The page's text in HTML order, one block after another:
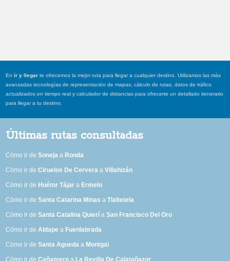
Enir y llegar te ofrecemos la mejor ruta para llegar a cualquier destino. Utilizamos las más
avanzadas tecnologías de representación de mapas, cálculo de rutas, datos de tráfico
actualizados en tiempo real y calculador de distancias para ofrecerte un detallado itenerario
para llegar a tu destino.
Últimas rutas consultadas
Cómo ir deSoneja a Ronda
Cómo ir deCiruelos De Cervera aVillahizán
Cómo ir de Huétor Tájar a Ermelo
Cómo ir deSanta Catarina Minas aTlaltetela
Cómo ir deSanta Catalina Quierí aSan Francisco Del Oro
Cómo ir deAldape a Fuenlabrada
Cómo ir deSanta Agueda a Montgai